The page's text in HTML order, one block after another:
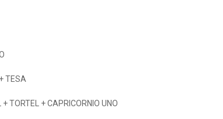
TESA
TORTEL + CAPRICORNIO UNO